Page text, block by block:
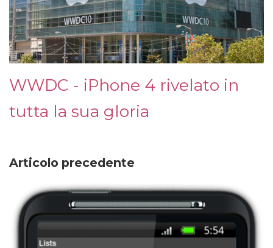
WWDC - iPhone 4 rivelato in
tutta la sua gloria
Articolo precedente